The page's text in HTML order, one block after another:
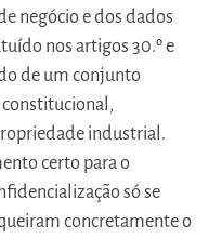
negócio e dos dados
nos artigos 30.º e
de um conjunto
industrial.
certo para o
só se
concretamente o